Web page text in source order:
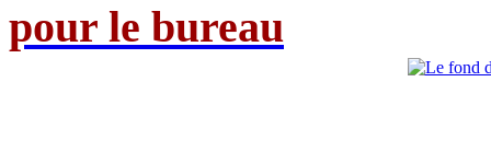
pour le bureau